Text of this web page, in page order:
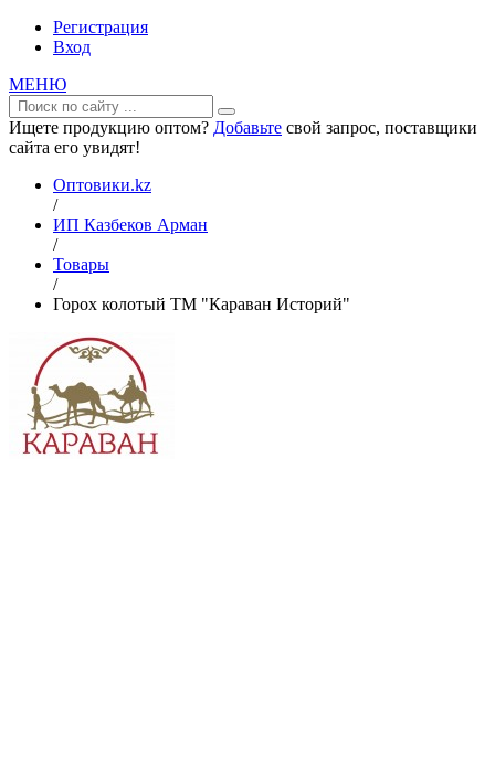
Регистрация
Вход
МЕНЮ
Ищете продукцию оптом? Добавьте свой запрос, поставщики
сайта его увидят!
Оптовики.kz
/
ИП Казбеков Арман
/
Товары
/
Горох колотый ТМ "Караван Историй"